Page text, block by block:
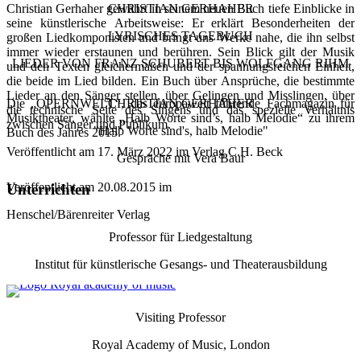
Christian Gerhaher gewährt in seinem neuen Buch tiefe Einblicke in
seine künstlerische Arbeitsweise: Er erklärt Besonderheiten der
großen Liedkomponisten und bringt uns Werke nahe, die ihn selbst
immer wieder erstaunen und berühren. Sein Blick gilt der Musik
und den Texten gleichermaßen und der spannungsreichen Einheit,
die beide im Lied bilden. Ein Buch über Ansprüche, die bestimmte
Lieder an den Sänger stellen, über Gelingen und Misslingen, über
die technische Seite des Singens und das spezielle Verhältnis
zwischen Sänger und Publikum.
Veröffentlicht am 17. März 2022 im Verlag C.H. Beck
CHRISTIAN GERHAHER
LYRISCHES TAGEBUCH
LIEDER VON FRANZ SCHUBERT BIS WOLFGANG RIHM
Die „OPERNWELT“, das europaweit führende Fachmagazin für
Musiktheater, wählte „Halb Worte sind’s, halb Melodie“ zu ihrem
Buch des Jahres 2015.
Veröffentlicht am 20.08.2015 im
Henschel/Bärenreiter Verlag
CHRISTIAN GERHAHER
"Halb Worte sind's, halb Melodie"
Gespräche mit Vera Baur
Unterrichten
Professor für Liedgestaltung
Institut für künstlerische Gesangs- und Theaterausbildung
Visiting Professor
Royal Academy of Music, London